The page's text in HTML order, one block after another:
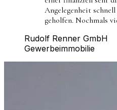
Angelegenheit
geholfen. Nochmals
Rudolf Renner GmbH
Gewerbeimmobilie